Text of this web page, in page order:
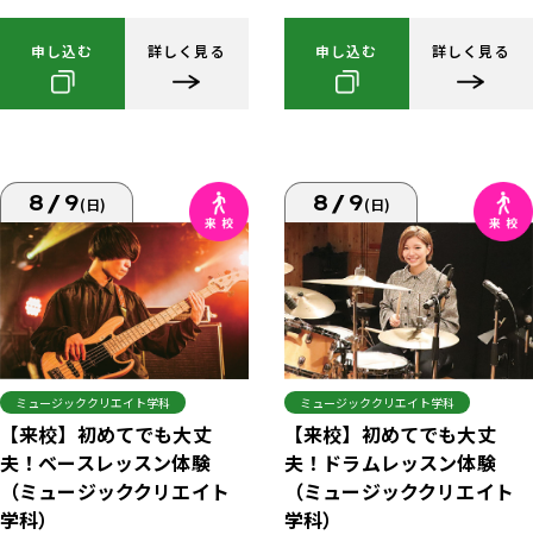
申し込む 詳しく見る 申し込む 詳しく見る
8/9(日)
ミュージッククリエイト学科
【来校】初めてでも大丈
夫！ベースレッスン体験
（ミュージッククリエイト
学科）
8/9(日)
ミュージッククリエイト学科
【来校】初めてでも大丈
夫！ドラムレッスン体験
（ミュージッククリエイト
学科）